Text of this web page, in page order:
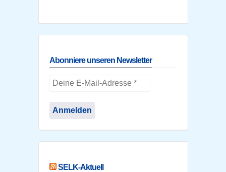
Abonniere unseren Newsletter
SELK-Aktuell